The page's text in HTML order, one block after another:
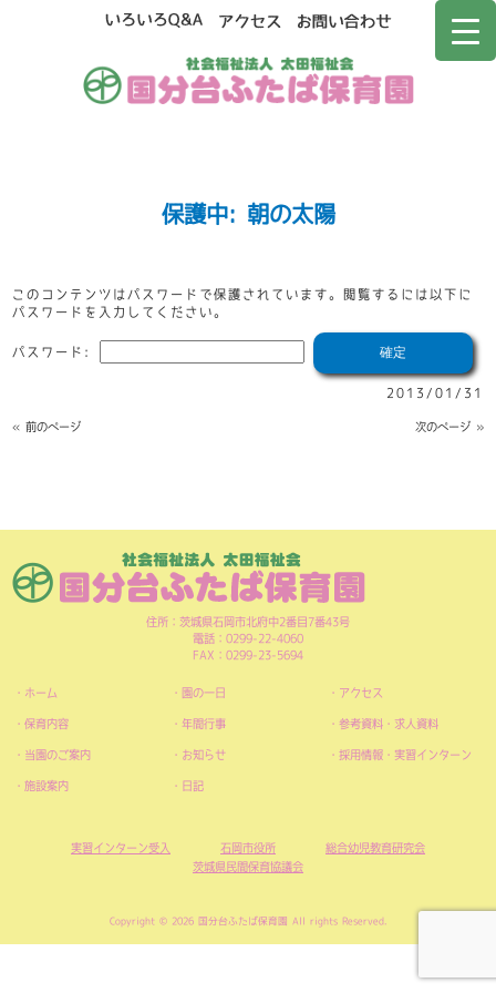
保護中: 朝の太陽
このコンテンツはパスワードで保護されています。閲覧するには以下に
パスワードを入力してください。
パスワード:
2013/01/31
« 前のページ 次のページ »
住所：茨城県石岡市北府中2番目7番43号
電話：0299-22-4060
FAX：0299-23-5694
ホーム
保育内容
当園のご案内
施設案内
園の一日
年間行事
お知らせ
日記
アクセス
参考資料・求人資料
採用情報・実習インターン
実習インターン受入 石岡市役所
総合幼児教育研究会
茨城県民間保育協議会
Copyright © 2026 国分台ふたば保育園 All rights Reserved.